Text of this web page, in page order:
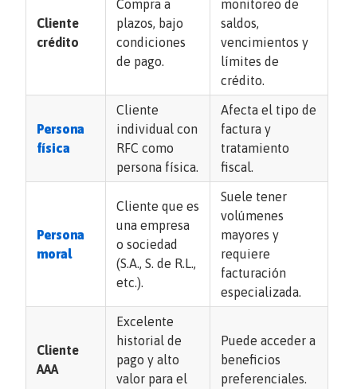
Cliente
crédito
Compra a
plazos, bajo
condiciones
de pago.
monitoreo de
saldos,
vencimientos y
límites de
crédito.
Persona
física
Cliente
individual con
RFC como
persona física.
Afecta el tipo de
factura y
tratamiento
fiscal.
Persona
moral
Cliente que es
una empresa
o sociedad
(S.A., S. de R.L.,
etc.).
Suele tener
volúmenes
mayores y
requiere
facturación
especializada.
Cliente
AAA
Excelente
historial de
pago y alto
valor para el
Puede acceder a
beneficios
preferenciales.